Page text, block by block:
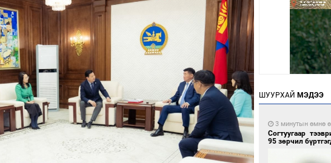
ШУУРХАЙ МЭДЭЭ
3 минутын өмнө
Согтуугаар
95 зөрчил